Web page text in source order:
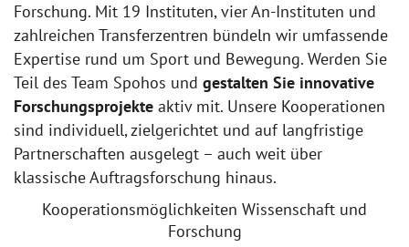
Forschung. Mit 19 Instituten, vier An-Instituten und
zahlreichen Transferzentren bündeln wir umfassende
Expertise rund um Sport und Bewegung. Werden Sie
Teil des Team Spohos und gestalten Sie innovative
Forschungsprojekte aktiv mit. Unsere Kooperationen
sind individuell, zielgerichtet und auf langfristige
Partnerschaften ausgelegt – auch weit über
klassische Auftragsforschung hinaus.
Kooperationsmöglichkeiten Wissenschaft und
Forschung